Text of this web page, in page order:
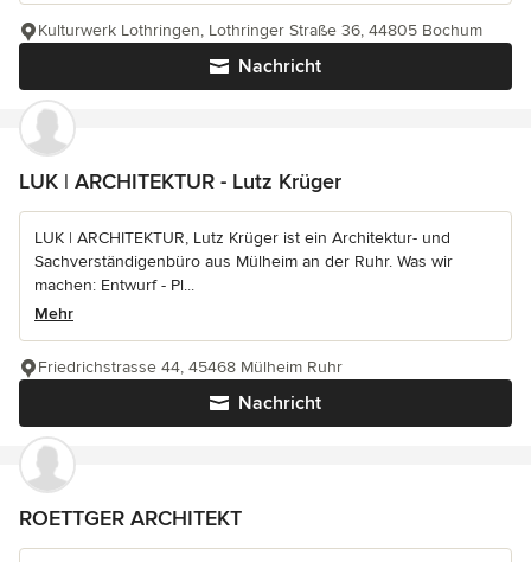
Nachricht
Kulturwerk Lothringen, Lothringer Straße 36, 44805 Bochum
LUK | ARCHITEKTUR - Lutz Krüger
LUK | ARCHITEKTUR, Lutz Krüger ist ein Architektur- und
Sachverständigenbüro aus Mülheim an der Ruhr. Was wir
machen: Entwurf - Pl...
Mehr
Nachricht
Friedrichstrasse 44, 45468 Mülheim Ruhr
ROETTGER ARCHITEKT